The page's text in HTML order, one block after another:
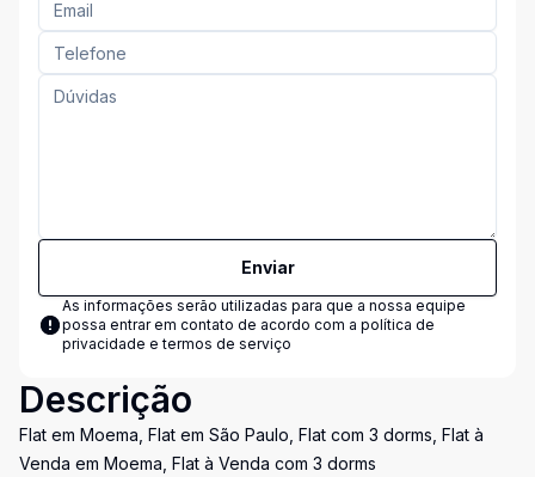
Enviar
As informações serão utilizadas para que a nossa equipe
possa entrar em contato de acordo com a política de
privacidade e termos de serviço
Descrição
Flat em Moema, Flat em São Paulo, Flat com 3 dorms, Flat à
Venda em Moema, Flat à Venda com 3 dorms